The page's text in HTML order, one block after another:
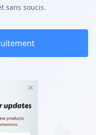
sans soucis.